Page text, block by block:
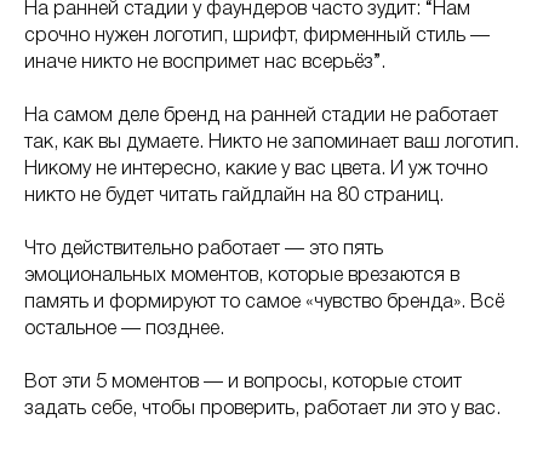
На ранней стадии у фаундеров часто зудит: “Нам
срочно нужен логотип, шрифт, фирменный стиль —
иначе никто не воспримет нас всерьёз”.
На самом деле бренд на ранней стадии не работает
так, как вы думаете. Никто не запоминает ваш логотип.
Никому не интересно, какие у вас цвета. И уж точно
никто не будет читать гайдлайн на 80 страниц.
Что действительно работает — это пять
эмоциональных моментов, которые врезаются в
память и формируют то самое «чувство бренда». Всё
остальное — позднее.
Вот эти 5 моментов — и вопросы, которые стоит
задать себе, чтобы проверить, работает ли это у вас.